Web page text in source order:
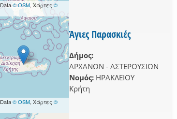
filter
filter
© OSM, Χάρτες©
© OSM, Χάρτες ©
Άγιες Παρασκιές
Δήμος:
ΑΡΧΑΝΩΝ - ΑΣΤΕΡΟΥΣΙΩΝ
Νομός: ΗΡΑΚΛΕΙΟΥ
Κρήτη